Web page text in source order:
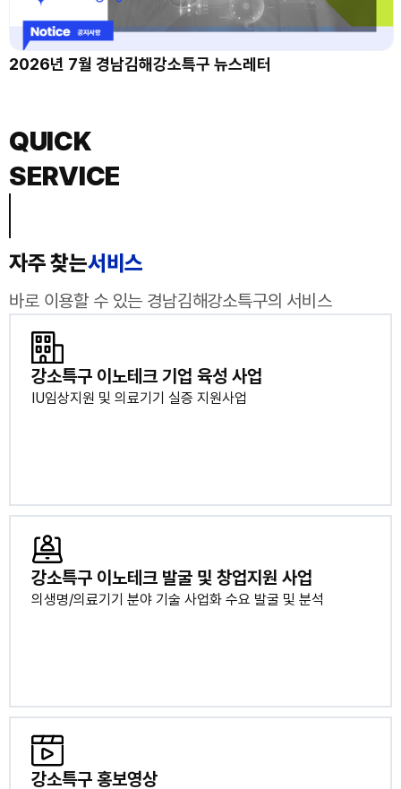
2026년 7월 경남김해강소특구 뉴스레터
QUICK
SERVICE
자주 찾는서비스
바로 이용할 수 있는 경남김해강소특구의 서비스
강소특구 이노테크 기업 육성 사업
IU임상지원 및 의료기기 실증 지원사업
강소특구 이노테크 발굴 및 창업지원 사업
의생명/의료기기 분야 기술 사업화 수요 발굴 및 분석
강소특구 홍보영상